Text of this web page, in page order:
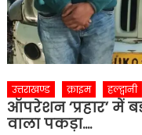
उत्तराखण्ड क्राइम हल्द्वानी
ऑपरेशन ‘प्रहार’ में
वाला पकड़ा….